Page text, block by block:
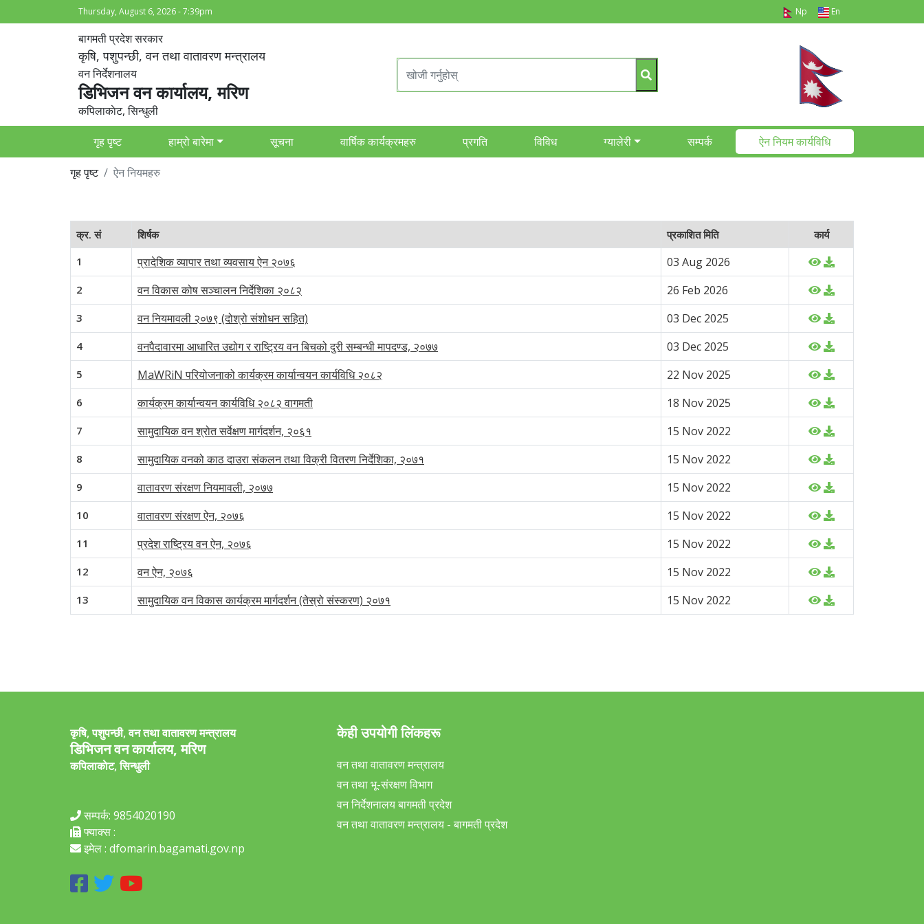
Thursday, August 6, 2026 - 7:39pm Np En
बागमती प्रदेश सरकार
कृषि, पशुपन्छी, वन तथा वातावरण मन्त्रालय
वन निर्देशनालय
डिभिजन वन कार्यालय, मरिण
कपिलाकाेट, सिन्धुली
गृह पृष्ट हाम्रो बारेमा सूचना वार्षिक कार्यक्रमहरु प्रगति विविध ग्यालेरी सम्पर्क ऐन नियम कार्यविधि
गृह पृष्ट ऐन नियमहरु
क्र. सं शिर्षक प्रकाशित मिति
कार्य
1
प्रादेशिक व्यापार तथा व्यवसाय ऐन २०७६ 03 Aug 2026
2 वन विकास कोष सञ्चालन निर्देशिका २०८२ 26 Feb 2026
3 वन नियमावली २०७९ (दोश्रो संशोधन सहित) 03 Dec 2025
4 वनपैदावारमा आधारित उद्योग र राष्ट्रिय वन बिचको दुरी सम्बन्धी मापदण्ड, २०७७ 03 Dec 2025
5 MaWRiN परियोजनाको कार्यक्रम कार्यान्वयन कार्यविधि २०८२ 22 Nov 2025
6 कार्यक्रम कार्यान्वयन कार्यविधि २०८२ वागमती 18 Nov 2025
7 सामुदायिक वन श्रोत सर्वेक्षण मार्गदर्शन, २०६१ 15 Nov 2022
8 सामुदायिक वनको काठ दाउरा संकलन तथा विक्री वितरण निर्देशिका, २०७१ 15 Nov 2022
9 वातावरण संरक्षण नियमावली, २०७७ 15 Nov 2022
10 वातावरण संरक्षण ऐन, २०७६ 15 Nov 2022
11 प्रदेश राष्ट्रिय वन ऐन, २०७६ 15 Nov 2022
12 वन ऐन, २०७६ 15 Nov 2022
13 सामुदायिक वन विकास कार्यक्रम मार्गदर्शन (तेस्रो संस्करण) २०७१ 15 Nov 2022
कृषि, पशुपन्छी, वन तथा वातावरण मन्त्रालय
डिभिजन वन कार्यालय, मरिण
कपिलाकाेट, सिन्धुली
सम्पर्क: 9854020190
फ्याक्स :
इमेल : dfomarin.bagamati.gov.np
केही उपयोगी लिंकहरू
वन तथा वातावरण मन्त्रालय
वन तथा भू-संरक्षण विभाग
वन निर्देशनालय बागमती प्रदेश
वन तथा वातावरण मन्त्रालय - बागमती प्रदेश